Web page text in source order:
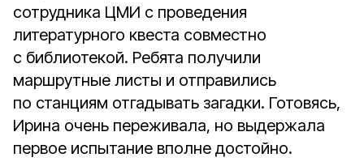
сотрудника ЦМИ с проведения
литературного квеста совместно
с библиотекой. Ребята получили
маршрутные листы и отправились
по станциям отгадывать загадки. Готовясь,
Ирина очень переживала, но выдержала
первое испытание вполне достойно.